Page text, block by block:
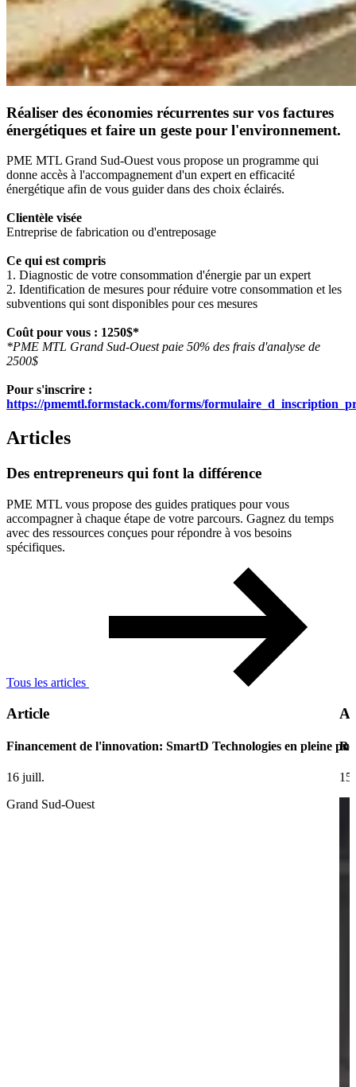
Réaliser des économies récurrentes sur vos factures
énergétiques et faire un geste pour l'environnement.
PME MTL Grand Sud-Ouest vous propose un programme qui
donne accès à l'accompagnement d'un expert en efficacité
énergétique afin de vous guider dans des choix éclairés.
Clientèle visée
Entreprise de fabrication ou d'entreposage
Ce qui est compris
1. Diagnostic de votre consommation d'énergie par un expert
2. Identification de mesures pour réduire votre consommation et les
subventions qui sont disponibles pour ces mesures
Coût pour vous : 1250$*
*PME MTL Grand Sud-Ouest paie 50% des frais d'analyse de
2500$
Pour s'inscrire :
https://pmemtl.formstack.com/forms/
Articles
Des entrepreneurs qui font la différence
PME MTL vous propose des guides pratiques pour vous
accompagner à chaque étape de votre parcours. Gagnez du temps
avec des ressources conçues pour répondre à vos besoins
spécifiques.
Tous les articles
Article
Financement de l'innovation: SmartD Technologies en pleine
16 juill.
Grand Sud-Ouest
15